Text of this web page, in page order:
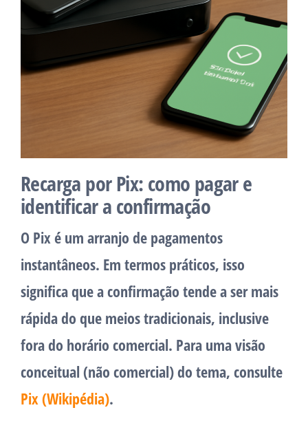
Recarga por Pix: como pagar e
identificar a confirmação
O Pix é um arranjo de pagamentos
instantâneos. Em termos práticos, isso
significa que a confirmação tende a ser mais
rápida do que meios tradicionais, inclusive
fora do horário comercial. Para uma visão
conceitual (não comercial) do tema, consulte
Pix (Wikipédia).